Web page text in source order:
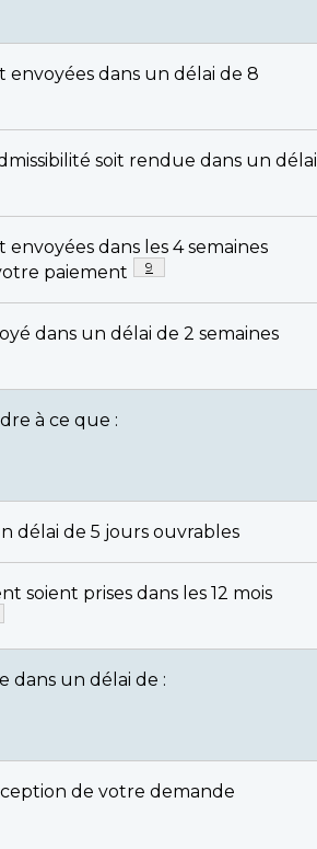
envoyées dans un délai de 8
soit rendue dans un délai
envoyées dans les 4 semaines
paiement
Note de bas de page
9
dans un délai de 2 semaines
à ce que :
délai de 5 jours ouvrables
soient prises dans les 12 mois
de bas de page
dans un délai de :
de votre demande